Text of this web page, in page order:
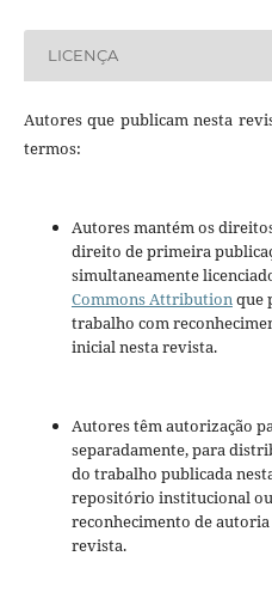
LICENÇA
Autores que publicam nesta
termos:
Autores mantém os
direito de primeira
simultaneamente
Commons Attributionque
trabalho com
inicial nesta revista.
Autores têm autorização
separadamente, para
do trabalho publicada
repositório institucional
reconhecimento de
revista.